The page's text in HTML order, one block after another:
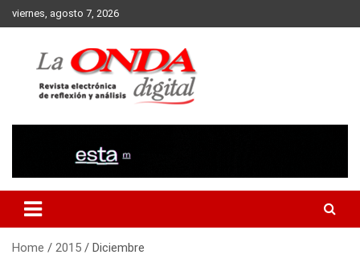
Skip
to
viernes, agosto 7, 2026
Home 2015 Diciembre